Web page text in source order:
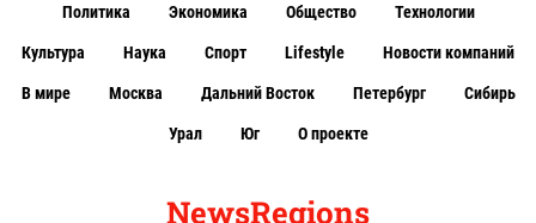
NewsRegions
Политика Экономика Общество Технологии
Культура Наука Спорт Lifestyle Новости компаний
В мире Москва Дальний Восток Петербург Сибирь
Урал Юг О проекте